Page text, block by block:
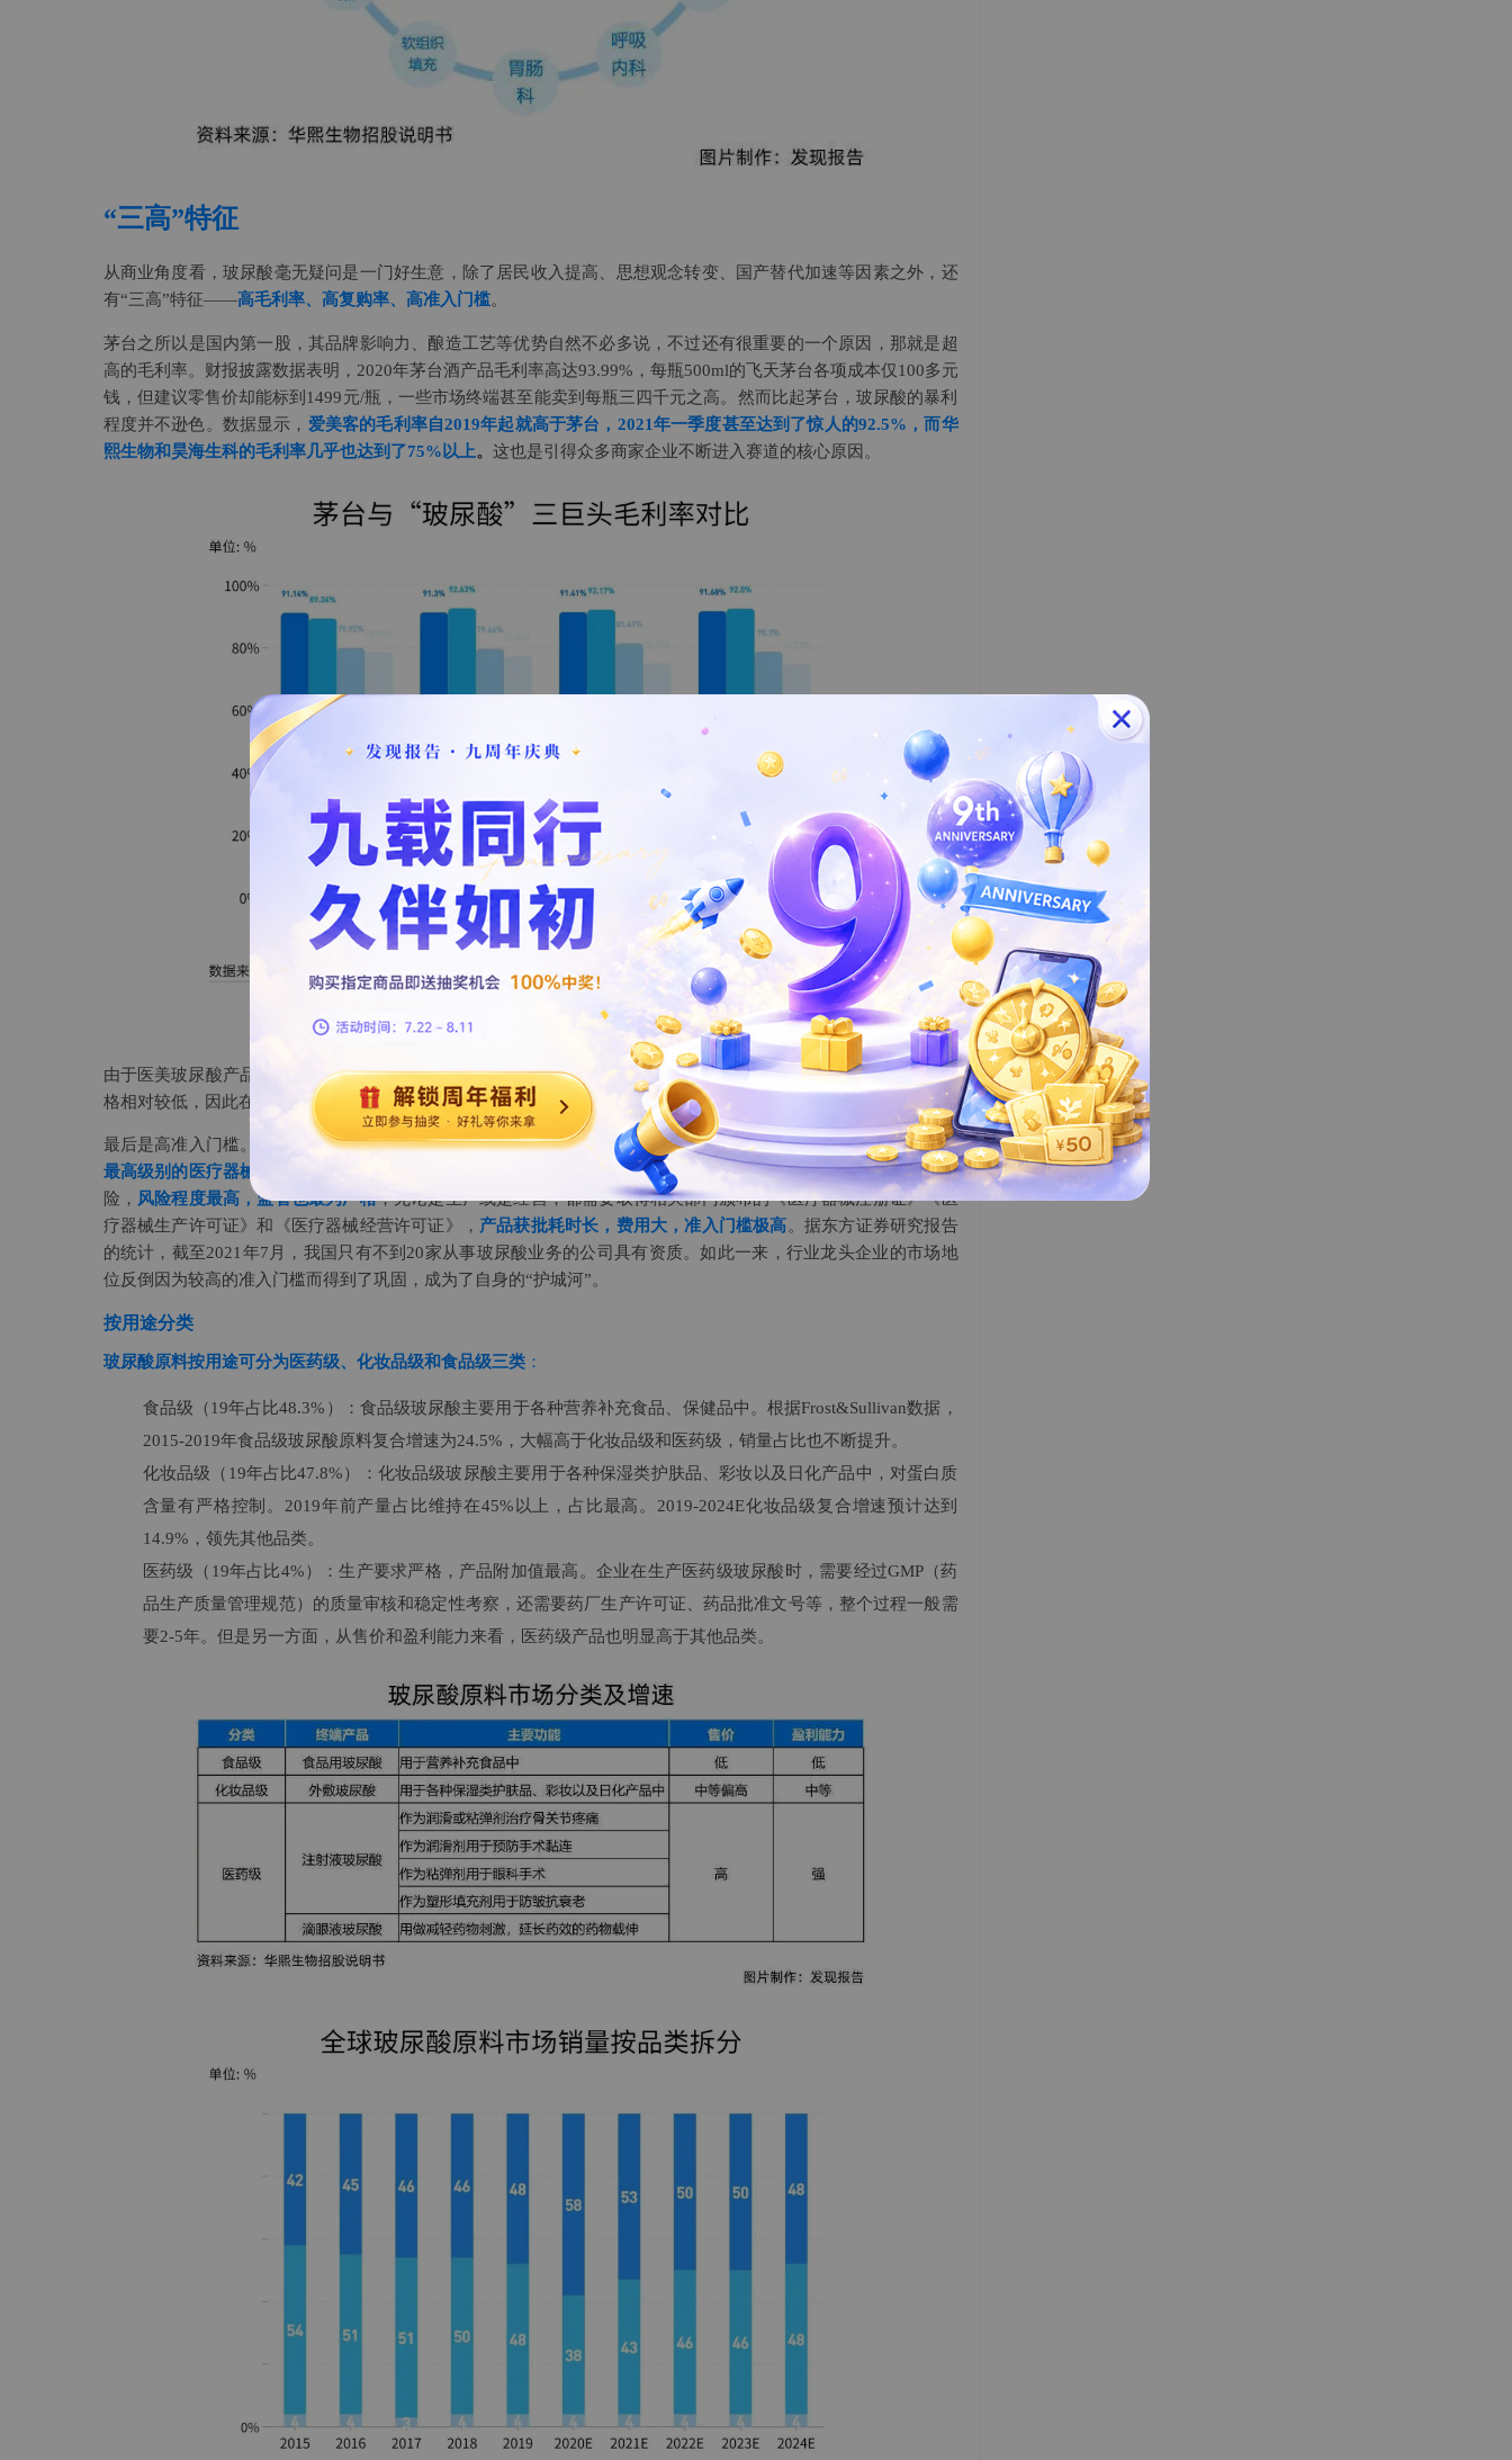
“三高”特征
从商业角度看，玻尿酸毫无疑问是一门好生意，除了居民收入提高、思想观念转变、国产替代加速等因素之外，还
有“三高”特征——高毛利率、高复购率、高准入门槛。
茅台之所以是国内第一股，其品牌影响力、酿造工艺等优势自然不必多说，不过还有很重要的一个原因，那就是超
高的毛利率。财报披露数据表明，2020年茅台酒产品毛利率高达93.99%，每瓶500ml的飞天茅台各项成本仅100多元
钱，但建议零售价却能标到1499元/瓶，一些市场终端甚至能卖到每瓶三四千元之高。然而比起茅台，玻尿酸的暴利
程度并不逊色。数据显示， 爱美客的毛利率自2019年起就高于茅台，2021年一季度甚至达到了惊人的92.5%，而华
熙生物和昊海生科的毛利率几乎也达到了75%以上。 这也是引得众多商家企业不断进入赛道的核心原因。
由于医美玻尿酸产品的 功效维持周期相对较短（多数在6个月—9个月），但产品的及时效果较为明显且风险性和价
格相对较低，因此在医美人群中具有较高的复购率（一定的成瘾性） ，因此行业未来的增速较为确定。
最后是高准入门槛。根据国家药监部门提示，用于医疗美容的玻尿酸注射剂在我国被认定为三类医疗器械——这是
最高级别的医疗器械
，具体指代那些植入人体、用于支持或维持生命的医疗器械，这类医疗器械对人体具有潜在危
险， 风险程度最高，监管也最为严格，无论是生产或是经营，都需要取得相关部门颁布的《医疗器械注册证》《医
疗器械生产许可证》和《医疗器械经营许可证》， 产品获批耗时长，费用大，准入门槛极高。据东方证券研究报告
的统计，截至2021年7月，我国只有不到20家从事玻尿酸业务的公司具有资质。如此一来，行业龙头企业的市场地
位反倒因为较高的准入门槛而得到了巩固，成为了自身的“护城河”。
按用途分类
玻尿酸原料按用途可分为医药级、化妆品级和食品级三类：
食品级（19年占比48.3%）：食品级玻尿酸主要用于各种营养补充食品、保健品中。根据Frost&Sullivan数据，
2015-2019年食品级玻尿酸原料复合增速为24.5%，大幅高于化妆品级和医药级，销量占比也不断提升。
化妆品级（19年占比47.8%）：化妆品级玻尿酸主要用于各种保湿类护肤品、彩妆以及日化产品中，对蛋白质
含量有严格控制。2019年前产量占比维持在45%以上，占比最高。2019-2024E化妆品级复合增速预计达到
14.9%，领先其他品类。
医药级（19年占比4%）：生产要求严格，产品附加值最高。企业在生产医药级玻尿酸时，需要经过GMP（药
品生产质量管理规范）的质量审核和稳定性考察，还需要药厂生产许可证、药品批准文号等，整个过程一般需
要2-5年。但是另一方面，从售价和盈利能力来看，医药级产品也明显高于其他品类。